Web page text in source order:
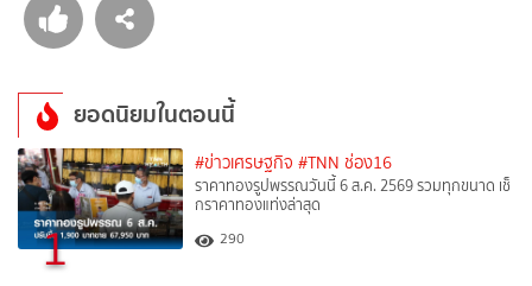
ยอดนิยมในตอนนี้
1
#ข่าวเศรษฐกิจ #TNN ช่อง16
ราคาทองรูปพรรณวันนี้ 6 ส.ค. 2569 รวมทุกขนาด เช็
กราคาทองแท่งล่าสุด
290